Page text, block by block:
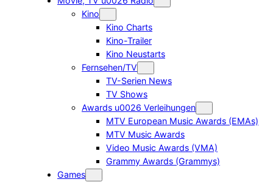
Kino
Kino Charts
Kino-Trailer
Kino Neustarts
Fernsehen/TV
TV-Serien News
TV Shows
Awards u0026 Verleihungen
MTV European Music Awards (EMAs)
MTV Music Awards
Video Music Awards (VMA)
Grammy Awards (Grammys)
Games